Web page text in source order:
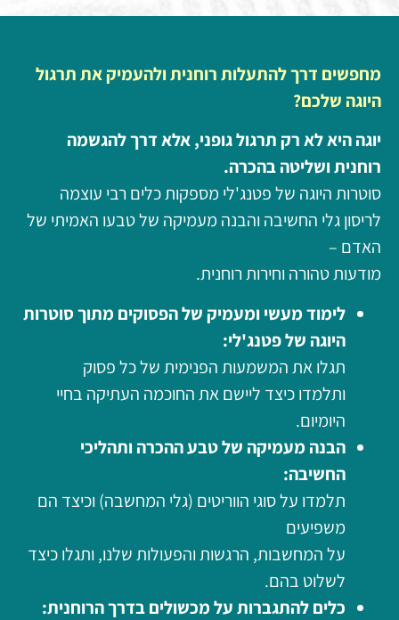
מחפשים דרך להתעלות רוחנית ולהעמיק את תרגול
היוגה שלכם?
יוגה היא לא רק תרגול גופני, אלא דרך להגשמה
רוחנית ושליטה בהכרה.
סוטרות היוגה של פטנג'לי מספקות כלים רבי עוצמה
לריסון גלי החשיבה והבנה מעמיקה של טבעו האמיתי של
האדם –
מודעות טהורה וחירות רוחנית.
לימוד מעשי ומעמיק של הפסוקים מתוך סוטרות
היוגה של פטנג'לי:
תגלו את המשמעות הפנימית של כל פסוק
ותלמדו כיצד ליישם את החוכמה העתיקה בחיי
היומיום.
הבנה מעמיקה של טבע ההכרה ותהליכי
החשיבה:
תלמדו על סוגי הווריטים (גלי המחשבה) וכיצד הם
משפיעים
על המחשבות, הרגשות והפעולות שלנו, ותגלו כיצד
לשלוט בהם.
כלים להתגברות על מכשולים בדרך הרוחנית: